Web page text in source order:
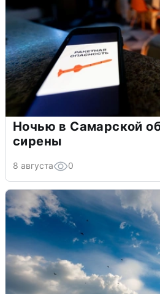
Ночью в Самарской
сирены
8 августа 0